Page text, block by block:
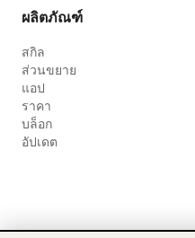
ผลิตภัณฑ์
สกิล
ส่วนขยาย
แอป
ราคา
บล็อก
อัปเดต